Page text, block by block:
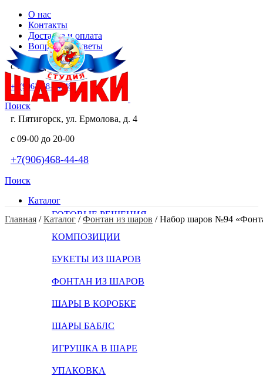
О нас
Контакты
Доставка и оплата
Вопросы и ответы
с 09-00 до 20-00
+7(906)468-44-48
Поиск
г. Пятигорск, ул. Ермолова, д. 4
с 09-00 до 20-00
+7(906)468-44-48
Поиск
Каталог
ГОТОВЫЕ РЕШЕНИЯ
КОМПОЗИЦИИ
БУКЕТЫ ИЗ ШАРОВ
ФОНТАН ИЗ ШАРОВ
ШАРЫ В КОРОБКЕ
ШАРЫ БАБЛС
ИГРУШКА В ШАРЕ
УПАКОВКА
Главная / Каталог / Фонтан из шаров / Набор шаров №94